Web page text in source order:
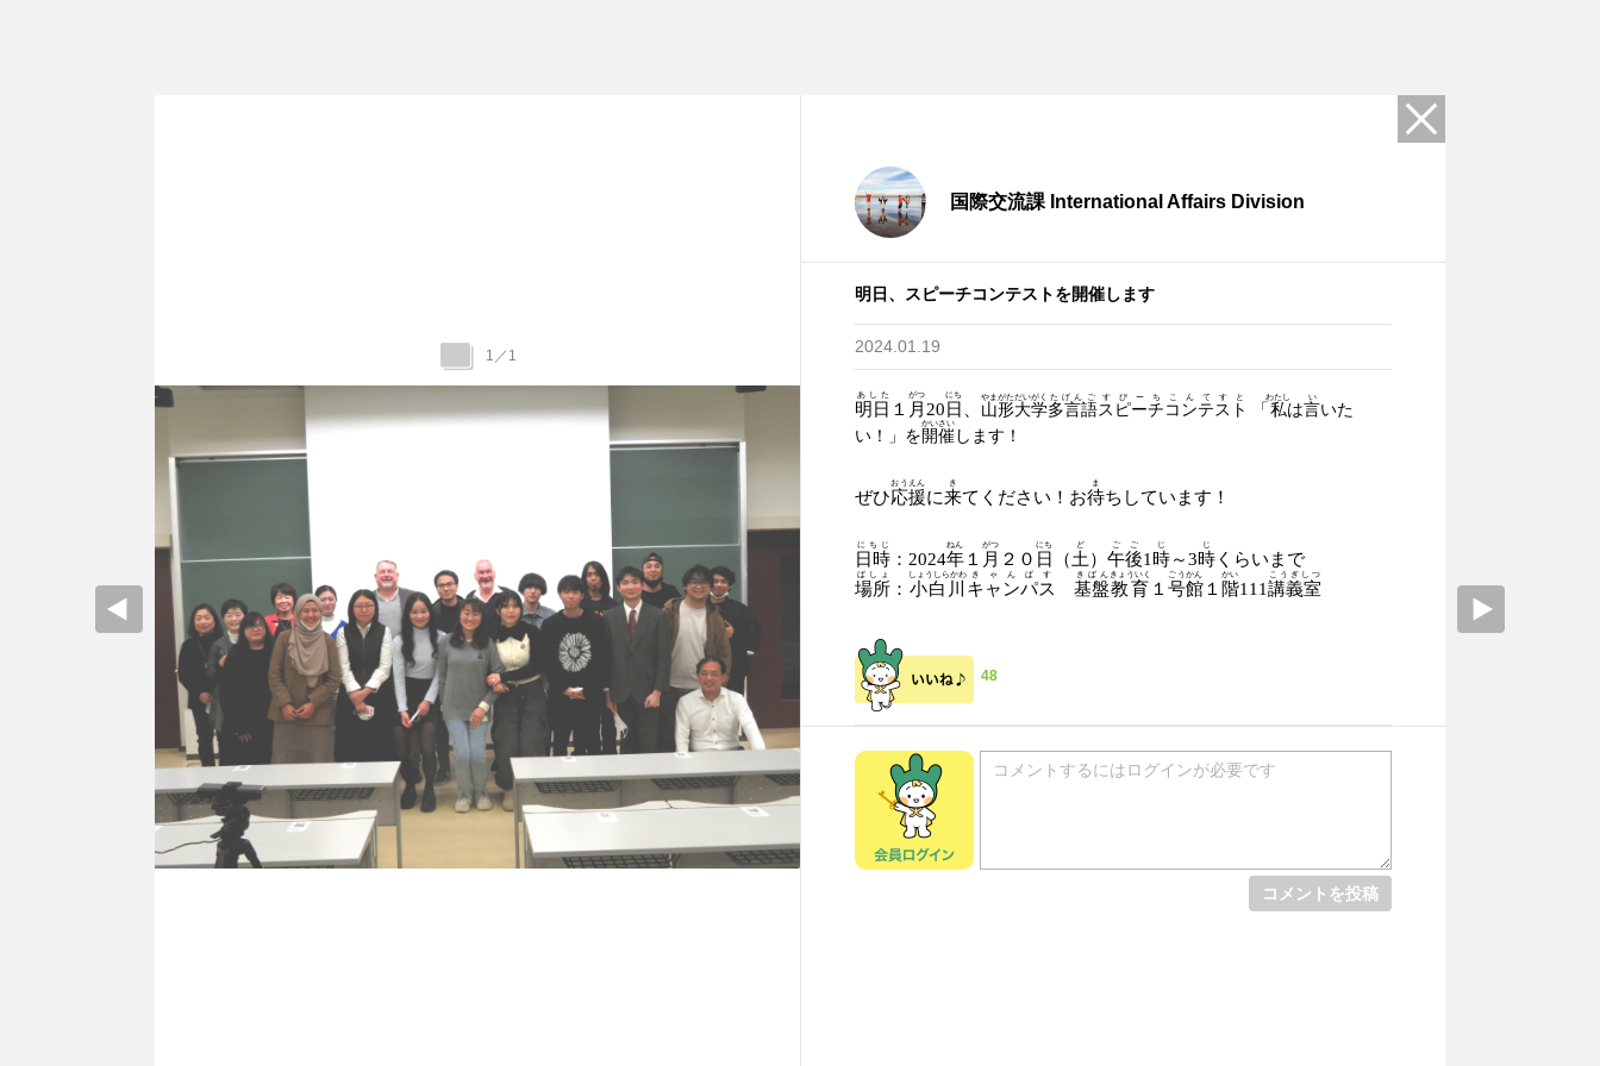
国際交流課 International Affairs Division
明日、スピーチコンテストを開催します
2024.01.19
明日
あした
１ 月
がつ
20 日
にち
山形
やまがた
大学
だいがく
多言語
たげんご
スピーチコンテスト
すぴーちこんてすと
「 私
わたし
は言
い
いた
い！」を開催
かいさい
します！
ぜひ応援
おうえん
に来
き
てください！お待
ま
ちしています！
日時
にちじ
： 2024年
ねん
１ 月
がつ
２０ 日
にち
（土
ど
） 午後
ごご
1 時
じ
～3時
じ
くらいまで
場所
ばしょ
： 小白川
しょうしらかわ
キャンパス
きゃんぱす
基盤
きばん
教育
きょういく
１ 号館
ごうかん
１ 階
かい
111講義室
こうぎしつ
48
1 ／ 1